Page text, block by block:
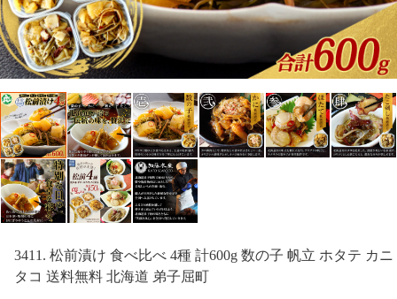
3411. 松前漬け 食べ比べ 4種 計600g 数の子 帆立 ホタテ カニ
タコ 送料無料 北海道 弟子屈町